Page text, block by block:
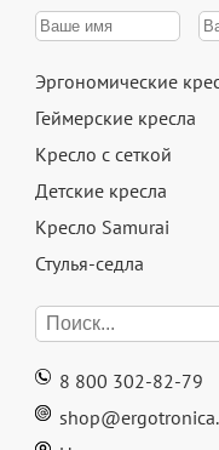
Эргономические
Геймерские кресла
Кресло с сеткой
Детские кресла
Кресло Samurai
Стулья-седла
8 800 302-82-79